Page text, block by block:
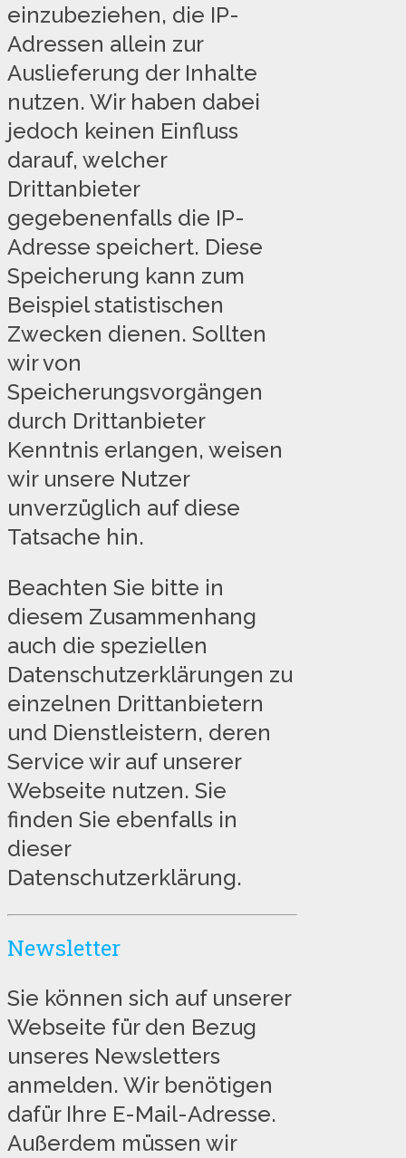
einzubeziehen, die IP-
Adressen allein zur
Auslieferung der Inhalte
nutzen. Wir haben dabei
jedoch keinen Einfluss
darauf, welcher
Drittanbieter
gegebenenfalls die IP-
Adresse speichert. Diese
Speicherung kann zum
Beispiel statistischen
Zwecken dienen. Sollten
wir von
Speicherungsvorgängen
durch Drittanbieter
Kenntnis erlangen, weisen
wir unsere Nutzer
unverzüglich auf diese
Tatsache hin.
Beachten Sie bitte in
diesem Zusammenhang
auch die speziellen
Datenschutzerklärungen zu
einzelnen Drittanbietern
und Dienstleistern, deren
Service wir auf unserer
Webseite nutzen. Sie
finden Sie ebenfalls in
dieser
Datenschutzerklärung.
Newsletter
Sie können sich auf unserer
Webseite für den Bezug
unseres Newsletters
anmelden. Wir benötigen
dafür Ihre E-Mail-Adresse.
Außerdem müssen wir